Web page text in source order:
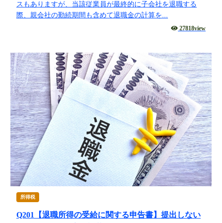
スもありますが、当該従業員が最終的に子会社を退職する
際、親会社の勤続期間も含めて退職金の計算を...
27818view
所得税
Q201【退職所得の受給に関する申告書】提出しない